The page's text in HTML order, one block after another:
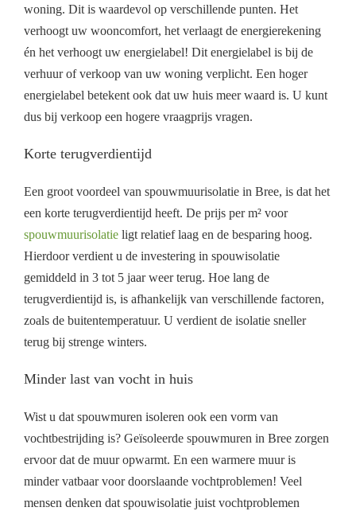
woning. Dit is waardevol op verschillende punten. Het
verhoogt uw wooncomfort, het verlaagt de energierekening
én het verhoogt uw energielabel! Dit energielabel is bij de
verhuur of verkoop van uw woning verplicht. Een hoger
energielabel betekent ook dat uw huis meer waard is. U kunt
dus bij verkoop een hogere vraagprijs vragen.
Korte terugverdientijd
Een groot voordeel van spouwmuurisolatie in Bree, is dat het
een korte terugverdientijd heeft. De prijs per m² voor
spouwmuurisolatie ligt relatief laag en de besparing hoog.
Hierdoor verdient u de investering in spouwisolatie
gemiddeld in 3 tot 5 jaar weer terug. Hoe lang de
terugverdientijd is, is afhankelijk van verschillende factoren,
zoals de buitentemperatuur. U verdient de isolatie sneller
terug bij strenge winters.
Minder last van vocht in huis
Wist u dat spouwmuren isoleren ook een vorm van
vochtbestrijding is? Geïsoleerde spouwmuren in Bree zorgen
ervoor dat de muur opwarmt. En een warmere muur is
minder vatbaar voor doorslaande vochtproblemen! Veel
mensen denken dat spouwisolatie juist vochtproblemen